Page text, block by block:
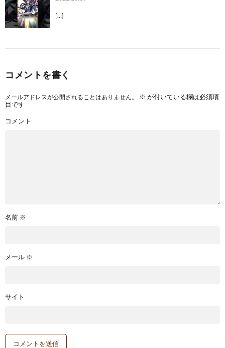
[…]
コメントを書く
メールアドレスが公開されることはありません。 ※ が付いている欄は必須項
目です
コメント
名前 ※
メール ※
サイト